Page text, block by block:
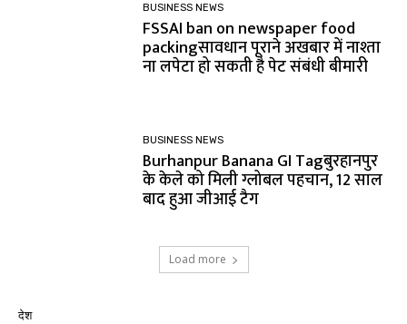
BUSINESS NEWS
FSSAI ban on newspaper food
packingसावधान पूराने अखबार में नाश्ता
ना लपेटा हो सकती है पेट संबंधी बीमारी
BUSINESS NEWS
Burhanpur Banana GI Tagबुरहानपुर
के केले को मिली ग्लोबल पहचान, 12 साल
बाद हुआ जीआई टैग
Load more
देश